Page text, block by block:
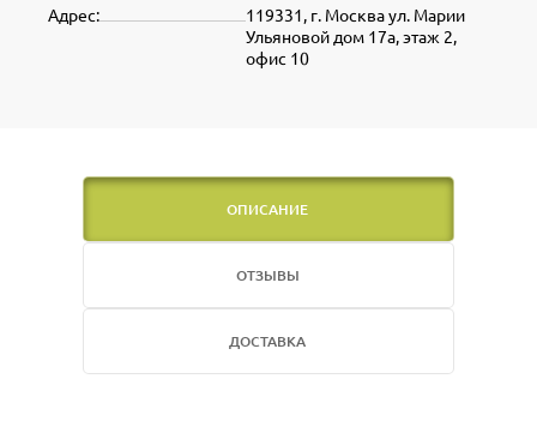
119331, г. Москва ул. Марии
Ульяновой дом 17а, этаж 2,
офис 10
Адрес:
ОПИСАНИЕ
ОТЗЫВЫ
ДОСТАВКА